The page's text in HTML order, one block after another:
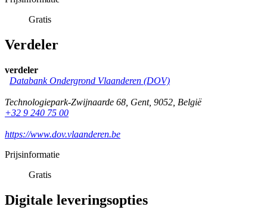
Gratis
Verdeler
verdeler
Databank Ondergrond Vlaanderen (DOV)
Technologiepark-Zwijnaarde 68 Gent, 9052 België
+32 9 240 75 00
https://www.dov.vlaanderen.be
Prijsinformatie
Gratis
Digitale leveringsopties